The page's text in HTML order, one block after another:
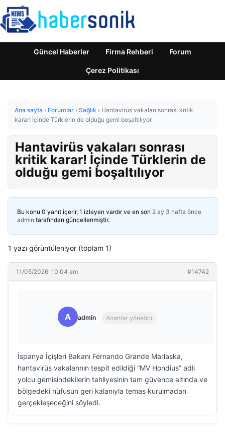
Güncel Haberler Firma Rehberi Forum
Çerez Politikası
Ana sayfa › Forumlar › Sağlık › Hantavirüs vakaları sonrası kritik
karar! İçinde Türklerin de olduğu gemi boşaltılıyor
Hantavirüs vakaları sonrası
kritik karar! İçinde Türklerin de
olduğu gemi boşaltılıyor
Bu konu 0 yanıt içerir, 1 izleyen vardır ve en son 2 ay 3 hafta önce
admin tarafından güncellenmiştir.
1 yazı görüntüleniyor (toplam 1)
11/05/2026: 10:04 am #14742
A admin Anahtar yönetici
İspanya İçişleri Bakanı Fernando Grande Marlaska,
hantavirüs vakalarının tespit edildiği “MV Hondius” adlı
yolcu gemisindekilerin tahliyesinin tam güvence altında ve
bölgedeki nüfusun geri kalanıyla temas kurulmadan
gerçekleşeceğini söyledi.